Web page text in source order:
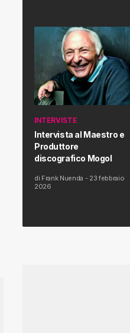
INTERVISTE
Intervista al Maestro e
Produttore
discografico Mogol
di Frank Nuenda - 23 febbraio
2026